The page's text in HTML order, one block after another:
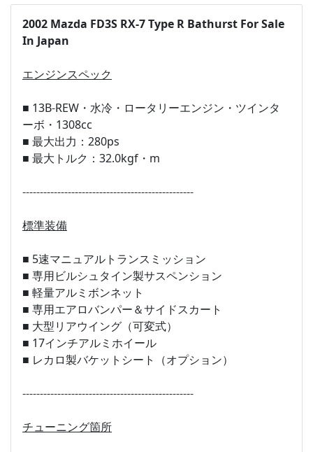
全長×全幅×全高：
2002 Mazda FD3S RX-7 Type R Bathurst For Sale
In Japan
エンジンスペック
■ 13B-REW・水冷・ロータリーエンジン・ツインタ
ーボ・1308cc
■ 最大出力：280ps
■ 最大トルク：32.0kgf・m
-------------------------------------------------
標準装備
■ 5速マニュアルトランスミッション
■ 専用ビルシュタイン製サスペンション
■ 軽量アルミボンネット
■ 専用エアロバンパー＆サイドスカート
■ 大型リアウイング（可変式）
■ 17インチアルミホイール
■ レカロ製バケットシート（オプション）
-------------------------------------------------
チューニング箇所